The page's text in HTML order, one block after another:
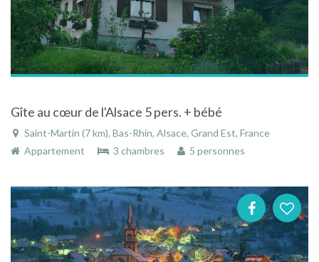
Gîte au cœur de l'Alsace 5 pers. + bébé
Saint-Martin (7 km), Bas-Rhin, Alsace, Grand Est, France
Appartement
3 chambres 5 personnes